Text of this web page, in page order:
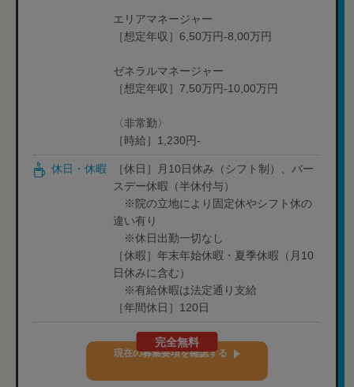
エリアマネージャー
［想定年収］6,50万円-8,00万円
ゼネラルマネージャー
［想定年収］7,50万円-10,00万円
〈非常勤〉
［時給］1,230円-
休日・休暇
［休日］月10日休み（シフト制）、バー
スデー休暇（半休付与）
※院の立地により固定休やシフト休の
違い有り
※休日出勤一切なし
［休暇］年末年始休暇・夏季休暇（月10
日休みに含む）
※有給休暇は法定通り支給
［年間休日］120日
完全無料
現在の募集要項を確認する